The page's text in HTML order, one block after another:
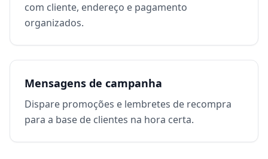
com cliente, endereço e pagamento
organizados.
Mensagens de campanha
Dispare promoções e lembretes de recompra
para a base de clientes na hora certa.